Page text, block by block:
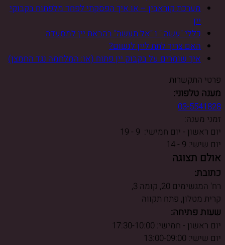
מערכת קוראבין – או איך הפסקתי לפחד מלפתוח בקבוקי
יין
כללי "עשה " ו "אל תעשה" בהבאת יין למסעדה
האם צריך לתת ליין לנשום?
איך שומרים על בקבוק יין פתוח (או: המלחמה נגד החמצן)
פרטי התקשרות
מענה טלפוני:
03-5541828
זמני מענה:
יום ראשון - יום חמישי: 9 - 19
יום שישי: 9 - 14
אולם תצוגה
כתובת:
רח' המגשימים 20, קומה 3,
קרית מטלון, פתח תקווה
שעות פתיחה:
יום ראשון - חמישי: 17:30-10:00
יום שישי: 13:00-09:00